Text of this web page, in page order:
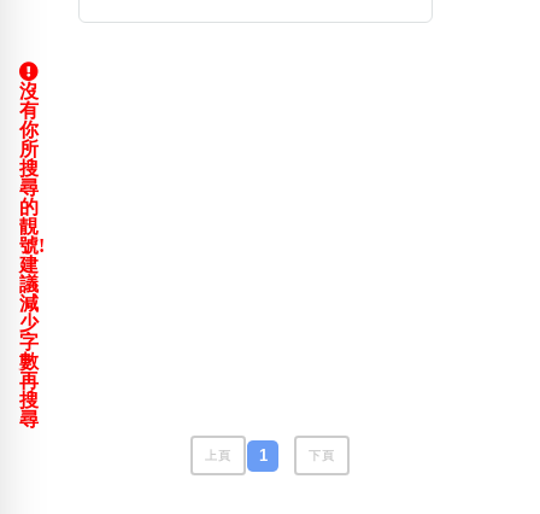
基本分類
沒
有
你
所
搜
尋
的
靚
號!
建
議
減
少
字
數
再
搜
尋
上頁 1 下頁